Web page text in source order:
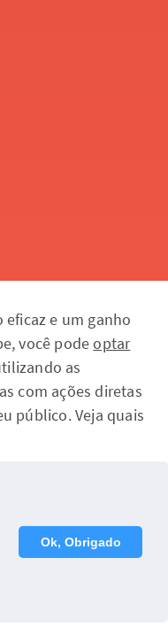
e um ganho
você podeoptar
as
com ações diretas
público. Veja quais
afiliados
de afiliados,
em que você
uma
Ok, Obrigado